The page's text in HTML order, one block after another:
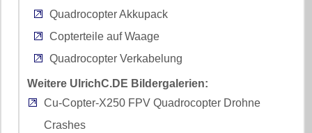
Quadrocopter Akkupack
Copterteile auf Waage
Quadrocopter Verkabelung
Weitere UlrichC.DE Bildergalerien:
Cu-Copter-X250 FPV Quadrocopter Drohne
Crashes